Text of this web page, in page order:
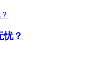
忧？